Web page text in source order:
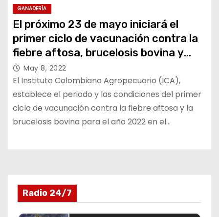
GANADERÍA
El próximo 23 de mayo iniciará el
primer ciclo de vacunación contra la
fiebre aftosa, brucelosis bovina y
rabia de origen silvestre
May 8, 2022
El Instituto Colombiano Agropecuario (ICA),
establece el periodo y las condiciones del primer
ciclo de vacunación contra la fiebre aftosa y la
brucelosis bovina para el año 2022 en el…
Radio 24/7